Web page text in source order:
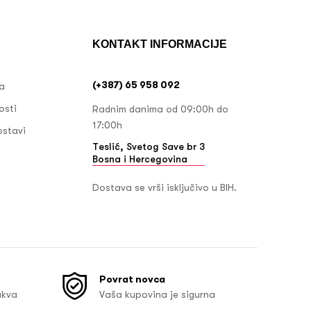
KONTAKT INFORMACIJE
(+387) 65 958 092
Radnim danima od 09:00h do
17:00h
Teslić, Svetog Save br 3
Bosna i Hercegovina
Dostava se vrši isključivo u BIH.
Povrat novca
Vaša kupovina je sigurna